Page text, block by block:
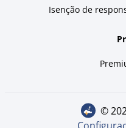
Isenção de
©